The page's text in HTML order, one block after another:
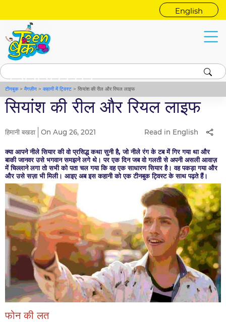
English
कहानी में ट्विस्ट
टीनबुक>मैगज़ीन >कहानी में ट्विस्ट >सियांश की रील और रियल लाइफ
सियांश की रील और रियल लाइफ
हिमानी बखडा On Aug 26, 2021 Read in English
क्या आपने नीले सियार की वो प्रसिद्ध कथा सुनी है, जो नीले रंग के टब में गिर गया था और
बाकी जानवर उसे भगवान समझने लगे थे। पर एक दिन जब वो गलती से अपनी असली आवाज़
में चिल्लाने लगा तो सभी को पता चल गया कि वह एक साधारण सियार है। वह पकड़ा गया और
और उसे सज़ा भी मिली। आइए अब इस कहानी को एक टीनबुक ट्विस्ट के साथ पढ़ते हैं।
फोन की लत